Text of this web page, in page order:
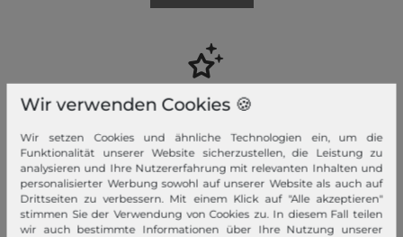
Ihre Vorteile
schneller Service
Mehr dazu!
Wir verwenden Cookies 🍪
Wir setzen Cookies und ähnliche Technologien ein, um die
Funktionalität unserer Website sicherzustellen, die Leistung zu
analysieren und Ihre Nutzererfahrung mit relevanten Inhalten und
personalisierter Werbung sowohl auf unserer Website als auch auf
Drittseiten zu verbessern. Mit einem Klick auf "Alle akzeptieren"
stimmen Sie der Verwendung von Cookies zu. In diesem Fall teilen
wir auch bestimmte Informationen über Ihre Nutzung unserer